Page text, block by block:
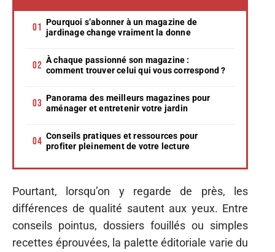
Pourquoi s’abonner à un magazine de
jardinage change vraiment la donne
À chaque passionné son magazine :
comment trouver celui qui vous correspond ?
Panorama des meilleurs magazines pour
aménager et entretenir votre jardin
Conseils pratiques et ressources pour
profiter pleinement de votre lecture
Pourtant, lorsqu’on y regarde de près, les
différences de qualité sautent aux yeux. Entre
conseils pointus, dossiers fouillés ou simples
recettes éprouvées, la palette éditoriale varie du